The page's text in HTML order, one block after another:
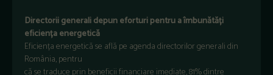
Directorii generali depun eforturi pentru a îmbunătăți
eficiența energetică
Eficiența energetică se află pe agenda directorilor generali din
România, pentru
că se traduce prin beneficii financiare imediate, 81% dintre